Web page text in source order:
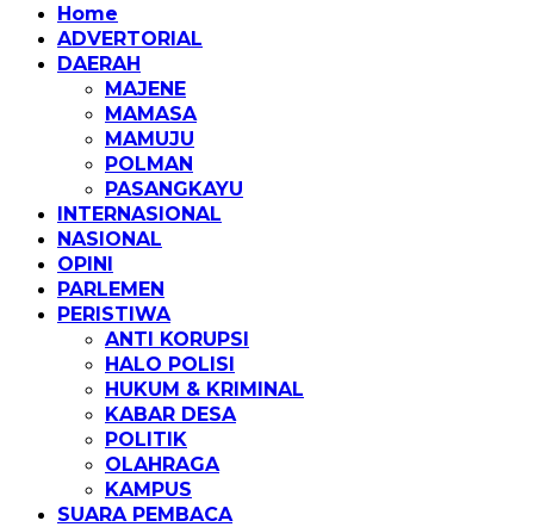
Home
ADVERTORIAL
DAERAH
MAJENE
MAMASA
MAMUJU
POLMAN
PASANGKAYU
INTERNASIONAL
NASIONAL
OPINI
PARLEMEN
PERISTIWA
ANTI KORUPSI
HALO POLISI
HUKUM & KRIMINAL
KABAR DESA
POLITIK
OLAHRAGA
KAMPUS
SUARA PEMBACA